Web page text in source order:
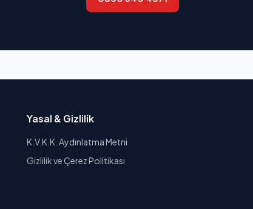
Yasal & Gizlilik
K.V.K.K. Aydınlatma Metni
Gizlilik ve Çerez Politikası